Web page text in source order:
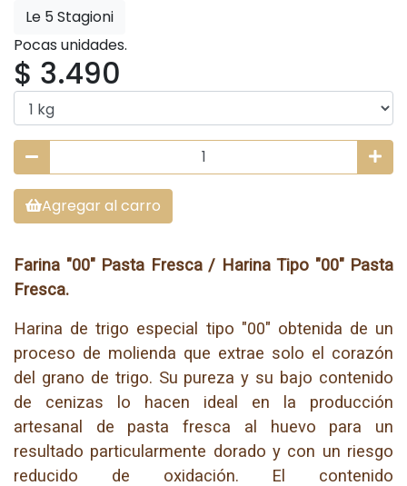
Le 5 Stagioni
Pocas unidades.
$ 3.490
Agregar al carro
Farina "00" Pasta Fresca / Harina Tipo "00" Pasta
Fresca.
Harina de trigo especial tipo "00" obtenida de un
proceso de molienda que extrae solo el corazón
del grano de trigo. Su pureza y su bajo contenido
de cenizas lo hacen ideal en la producción
artesanal de pasta fresca al huevo para un
resultado particularmente dorado y con un riesgo
reducido de oxidación. El contenido